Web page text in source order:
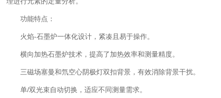
功能特点：
火焰-石墨炉一体化设计，紧凑且易于操作。
横向加热石墨炉技术，提高了加热效率和测量精度。
三磁场塞曼和氘空心阴极灯双扣背景，有效消除背景干扰。
单/双光束自动切换，适应不同测量需求。